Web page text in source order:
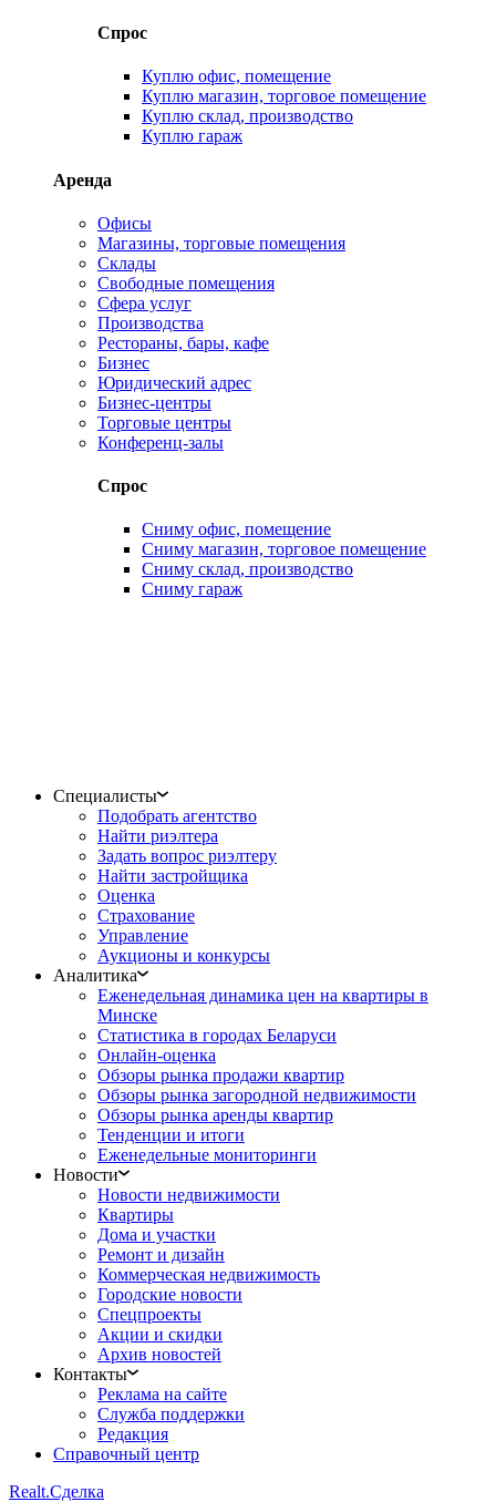
Спрос
Куплю офис, помещение
Куплю магазин, торговое помещение
Куплю склад, производство
Куплю гараж
Аренда
Офисы
Магазины, торговые помещения
Склады
Свободные помещения
Сфера услуг
Производства
Рестораны, бары, кафе
Бизнес
Юридический адрес
Бизнес-центры
Торговые центры
Конференц-залы
Спрос
Сниму офис, помещение
Сниму магазин, торговое помещение
Сниму склад, производство
Сниму гараж
Специалисты
Подобрать агентство
Найти риэлтера
Задать вопрос риэлтеру
Найти застройщика
Оценка
Страхование
Управление
Аукционы и конкурсы
Аналитика
Еженедельная динамика цен на квартиры в
Минске
Статистика в городах Беларуси
Онлайн-оценка
Обзоры рынка продажи квартир
Обзоры рынка загородной недвижимости
Обзоры рынка аренды квартир
Тенденции и итоги
Еженедельные мониторинги
Новости
Новости недвижимости
Квартиры
Дома и участки
Ремонт и дизайн
Коммерческая недвижимость
Городские новости
Спецпроекты
Акции и скидки
Архив новостей
Контакты
Реклама на сайте
Служба поддержки
Редакция
Справочный центр
Realt.Сделка